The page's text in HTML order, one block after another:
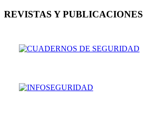
REVISTAS Y PUBLICACIONES